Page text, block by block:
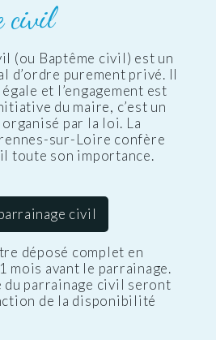
civil
(ou Baptême civil) est un
d’ordre purement privé. Il
et l’engagement est
du maire, c’est un
organisé par la loi. La
sur-Loire confère
toute son importance.
civil
déposé complet en
mois avant le parrainage.
du parrainage civil seront
de la disponibilité